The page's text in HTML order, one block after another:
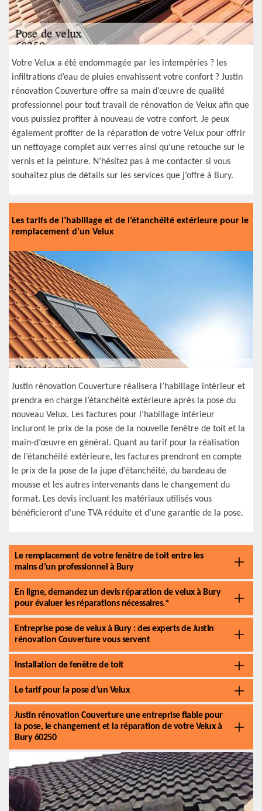
Votre Velux a été endommagée par les intempéries ? les
infiltrations d’eau de pluies envahissent votre confort ? Justin
rénovation Couverture offre sa main d’œuvre de qualité
professionnel pour tout travail de rénovation de Velux afin que
vous puissiez profiter à nouveau de votre confort. Je peux
également profiter de la réparation de votre Velux pour offrir
un nettoyage complet aux verres ainsi qu’une retouche sur le
vernis et la peinture. N’hésitez pas à me contacter si vous
souhaitez plus de détails sur les services que j’offre à Bury.
Les tarifs de l’habillage et de l’étanchéité extérieure pour le
remplacement d’un Velux
Justin rénovation Couverture réalisera l’habillage intérieur et
prendra en charge l’étanchéité extérieure après la pose du
nouveau Velux. Les factures pour l’habillage intérieur
incluront le prix de la pose de la nouvelle fenêtre de toit et la
main-d’œuvre en général. Quant au tarif pour la réalisation
de l’étanchéité extérieure, les factures prendront en compte
le prix de la pose de la jupe d’étanchéité, du bandeau de
mousse et les autres intervenants dans le changement du
format. Les devis incluant les matériaux utilisés vous
bénéficieront d’une TVA réduite et d’une garantie de la pose.
Le remplacement de votre fenêtre de toit entre les
mains d’un professionnel à Bury
En ligne, demandez un devis réparation de velux à Bury
pour évaluer les réparations nécessaires.*
Entreprise pose de velux à Bury : des experts de Justin
rénovation Couverture vous servent
Installation de fenêtre de toit
Le tarif pour la pose d’un Velux
Justin rénovation Couverture une entreprise fiable pour
la pose, le changement et la réparation de votre Velux à
Bury 60250